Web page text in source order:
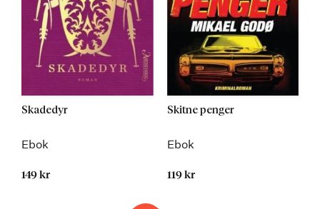
Skadedyr
Ebok
149 kr
Skitne penger
Ebok
119 kr